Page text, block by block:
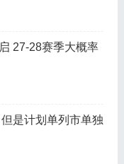
27-28赛季大概率
是计划单列市单独